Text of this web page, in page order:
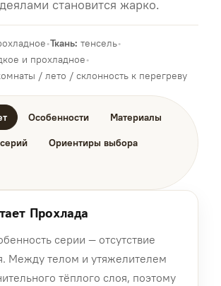
становится жарко.
•Ткань: тенсель•
и прохладное•
/ лето / склонность к перегреву
Особенности
Материалы
Ориентиры выбора
Прохлада
серии — отсутствие
Между телом и утяжелителем
тёплого слоя, поэтому